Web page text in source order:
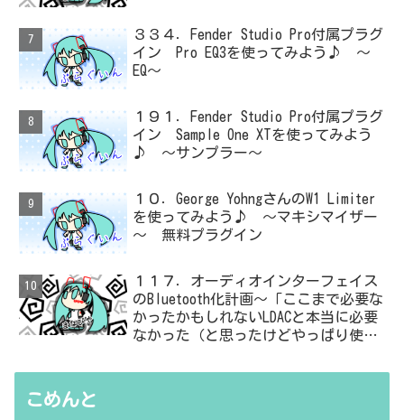
３３４．Fender Studio Pro付属プラグ
イン Pro EQ3を使ってみよう♪ ～
EQ～
１９１．Fender Studio Pro付属プラグ
イン Sample One XTを使ってみよう
♪ ～サンプラー～
１０．George YohngさんのW1 Limiter
を使ってみよう♪ ～マキシマイザー
～ 無料プラグイン
１１７．オーディオインターフェイス
のBluetooth化計画～「ここまで必要な
かったかもしれないLDACと本当に必要
なかった（と思ったけどやっぱり使っ
無駄を重ねた結論はシンプルだった
こめんと